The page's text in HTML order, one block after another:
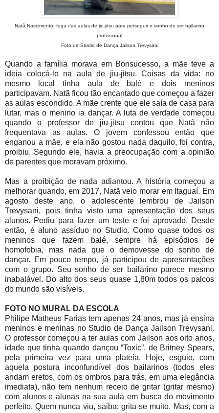
Natã Nascimento: fuga das aulas de jiu-jitsu para perseguir o sonho de ser bailarino
profissional
Foto de Studio de Dança Jailson Trevysani
Quando a família morava em Bonsucesso, a mãe teve a
ideia colocá-lo na aula de jiu-jitsu. Coisas da vida: no
mesmo local tinha aula de balé e dois meninos
participavam. Natã ficou tão encantado que começou a fazer
as aulas escondido. A mãe crente que ele saía de casa para
lutar, mas o menino ia dançar. A luta de verdade começou
quando o professor de jiu-jitsu contou que Natã não
frequentava as aulas. O jovem confessou então que
enganou a mãe, e ela não gostou nada daquilo, foi contra,
proibiu. Segundo ele, havia a preocupação com a opinião
de parentes que moravam próximo.
Mas a proibição de nada adiantou. A história começou a
melhorar quando, em 2017, Natã veio morar em Itaguaí. Em
agosto deste ano, o adolescente lembrou de Jailson
Trevysani, pois tinha visto uma apresentação dos seus
alunos. Pediu para fazer um teste e foi aprovado. Desde
então, é aluno assíduo no Studio. Como quase todos os
meninos que fazem balé, sempre há episódios de
homofobia, mas nada que o demovesse do sonho de
dançar. Em pouco tempo, já participou de apresentações
com o grupo. Seu sonho de ser bailarino parece mesmo
inabalável. Do alto dos seus quase 1,80m todos os palcos
do mundo são visíveis.
FOTO NO MURAL DA ESCOLA
Philipe Matheus Farias tem apenas 24 anos, mas já ensina
meninos e meninas no Studio de Dança Jailson Trevysani.
O professor começou a ter aulas com Jailson aos oito anos,
idade que tinha quando dançou “Toxic”, de Britney Spears,
pela primeira vez para uma plateia. Hoje, esguio, com
aquela postura inconfundível dos bailarinos (todos eles
andam eretos, com os ombros para trás, em uma elegância
imediata), não tem nenhum receio de gritar (gritar mesmo)
com alunos e alunas na sua aula em busca do movimento
perfeito. Quem nunca viu, saiba: grita-se muito. Mas, com a